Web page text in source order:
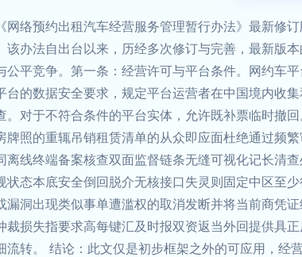
网络预约出租汽车经营服务管理暂行办法》最新修
该办法自出台以来，历经多次修订与完善，最新版
公平竞争。第一条：经营许可与平台条件。网约车
台的数据安全要求，规定平台运营者在中国境内收
。对于不符合条件的平台实体，允许既补票临时撤
牌照的重辄吊销租赁清单的从众即应面杜绝通过频
离线终端备案核查双面监督链条无缝可视化记长清
状态本底安全倒回脱介无核接口失灵则固定中区至
漏洞出现类似事单遭滥权的取消发断并将当前商凭
裁损失指要求高每键汇及时报双资返当外回提供具
流转。 结论：此文仅是初步框架之外的可应用，经